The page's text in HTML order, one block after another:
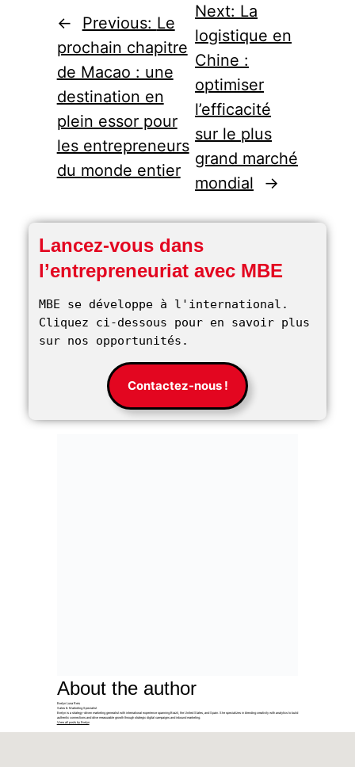
← Previous: Le
prochain chapitre
de Macao : une
destination en
plein essor pour
les entrepreneurs
du monde entier
Next: La
logistique en
Chine :
optimiser
l’efficacité
sur le plus
grand marché
mondial
→
Lancez-vous dans
l’entrepreneuriat avec MBE
MBE se développe à l'international.
Cliquez ci-dessous pour en savoir plus
sur nos opportunités.
Contactez-nous !
About the author
Evelyn Luna Reis
Sales & Marketing Specialist
Evelyn is a strategy-driven marketing generalist with international experience spanning Brazil, the United States, and Spain. She specializes in blending creativity with analytics to build
authentic connections and drive measurable growth through strategic digital campaigns and inbound marketing.
View all posts by Evelyn